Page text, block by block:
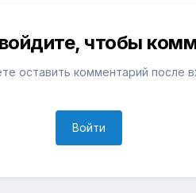
чтобы
оставить комментарий после
Войти